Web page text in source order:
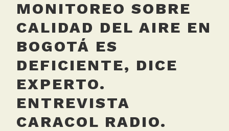
MONITOREO SOBRE
CALIDAD DEL AIRE EN
BOGOTÁ ES
DEFICIENTE, DICE
EXPERTO.
ENTREVISTA
CARACOL RADIO.